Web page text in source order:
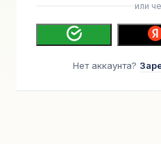
или
Нет аккаунта?